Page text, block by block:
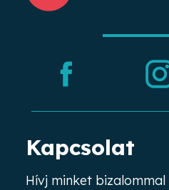
Kapcsolat
Hívj minket bizalommal